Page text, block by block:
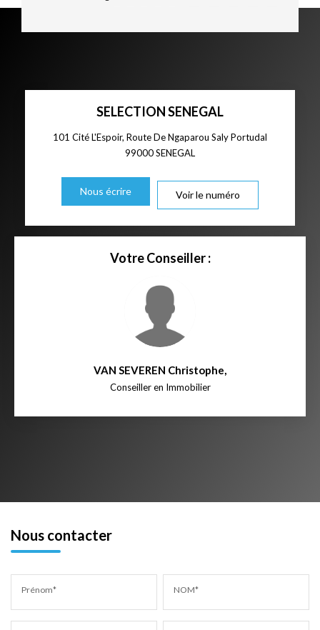
SELECTION SENEGAL
101 Cité L'Espoir, Route De Ngaparou Saly Portudal
99000SENEGAL
Nous écrire Voir le numéro
Votre Conseiller :
VAN SEVEREN Christophe,
Conseiller en Immobilier
Nous contacter
Prénom* NOM*